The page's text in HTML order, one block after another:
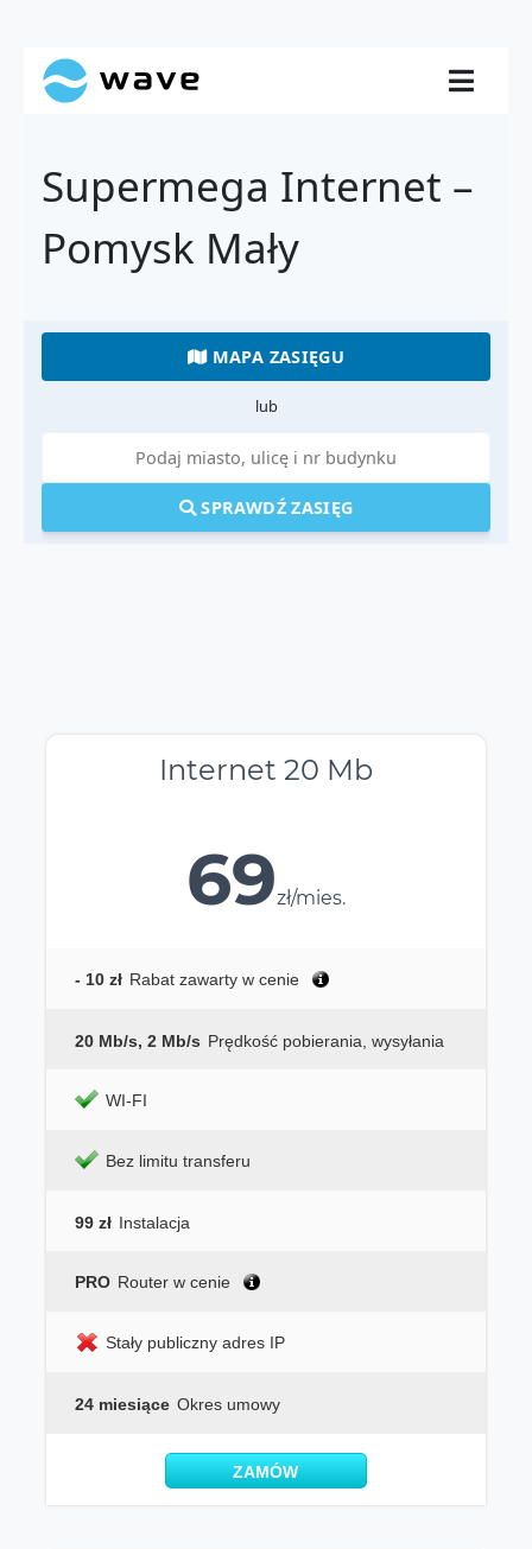
Supermega Internet –
Pomysk Mały
MAPA ZASIĘGU
lub
SPRAWDŹ ZASIĘG
Internet 20 Mb
69zł/mies.
- 10 zł Rabat zawarty w cenie
20 Mb/s, 2 Mb/s Prędkość pobierania, wysyłania
WI-FI
Bez limitu transferu
99 zł Instalacja
PRO Router w cenie
Stały publiczny adres IP
24 miesiące Okres umowy
ZAMÓW